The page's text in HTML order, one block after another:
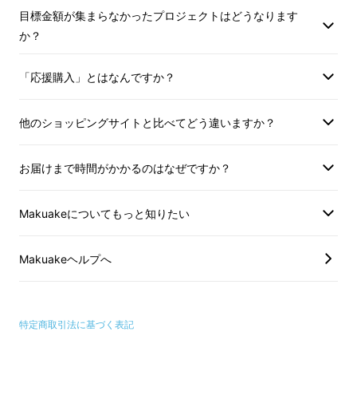
☆少しでも通気性が良いよう
製が難しく、特殊な糸を使用したり、高技術が
に努めました。
織布マスク
目標金額が集まらなかったプロジェクトはどうなります
か？
「応援購入」とはなんですか？
他のショッピングサイトと比べてどう違いますか？
お届けまで時間がかかるのはなぜですか？
Makuakeについてもっと知りたい
Makuakeヘルプへ
特定商取引法に基づく表記